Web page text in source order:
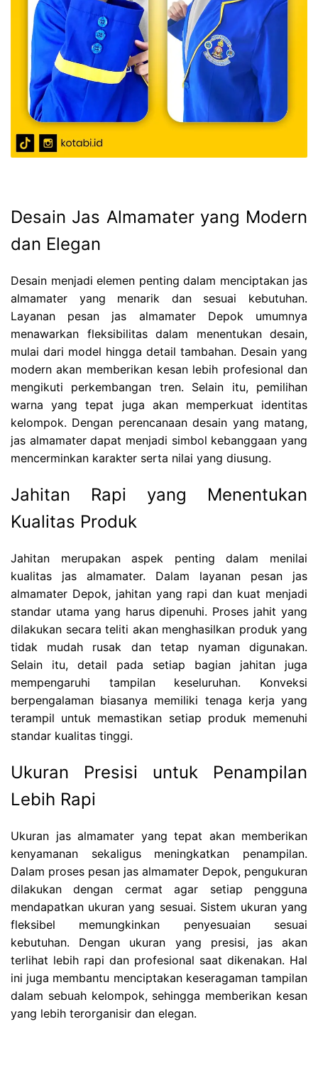
Desain Jas Almamater yang Modern
dan Elegan
Desain menjadi elemen penting dalam menciptakan jas
almamater yang menarik dan sesuai kebutuhan.
Layanan pesan jas almamater Depok umumnya
menawarkan fleksibilitas dalam menentukan desain,
mulai dari model hingga detail tambahan. Desain yang
modern akan memberikan kesan lebih profesional dan
mengikuti perkembangan tren. Selain itu, pemilihan
warna yang tepat juga akan memperkuat identitas
kelompok. Dengan perencanaan desain yang matang,
jas almamater dapat menjadi simbol kebanggaan yang
mencerminkan karakter serta nilai yang diusung.
Jahitan Rapi yang Menentukan
Kualitas Produk
Jahitan merupakan aspek penting dalam menilai
kualitas jas almamater. Dalam layanan pesan jas
almamater Depok, jahitan yang rapi dan kuat menjadi
standar utama yang harus dipenuhi. Proses jahit yang
dilakukan secara teliti akan menghasilkan produk yang
tidak mudah rusak dan tetap nyaman digunakan.
Selain itu, detail pada setiap bagian jahitan juga
mempengaruhi tampilan keseluruhan. Konveksi
berpengalaman biasanya memiliki tenaga kerja yang
terampil untuk memastikan setiap produk memenuhi
standar kualitas tinggi.
Ukuran Presisi untuk Penampilan
Lebih Rapi
Ukuran jas almamater yang tepat akan memberikan
kenyamanan sekaligus meningkatkan penampilan.
Dalam proses pesan jas almamater Depok, pengukuran
dilakukan dengan cermat agar setiap pengguna
mendapatkan ukuran yang sesuai. Sistem ukuran yang
fleksibel memungkinkan penyesuaian sesuai
kebutuhan. Dengan ukuran yang presisi, jas akan
terlihat lebih rapi dan profesional saat dikenakan. Hal
ini juga membantu menciptakan keseragaman tampilan
dalam sebuah kelompok, sehingga memberikan kesan
yang lebih terorganisir dan elegan.